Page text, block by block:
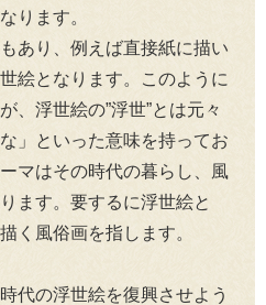
ります。
あり、例えば直接紙に描い
絵となります。このように
、浮世絵の”浮世”とは元々
」といった意味を持ってお
マはその時代の暮らし、風
ます。要するに浮世絵と
く風俗画を指します。
代の浮世絵を復興させよう